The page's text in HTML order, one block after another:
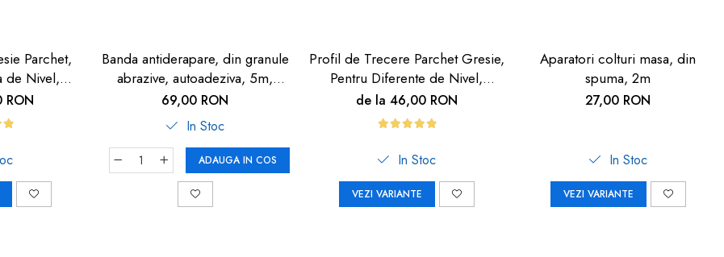
Parchet,
de Nivel,
Închis,
Banda antiderapare, din granule
abrazive, autoadeziva, 5m,
neagra
69,00 RON
In Stoc
ADAUGA IN COS
Profil de Trecere Parchet Gresie,
Pentru Diferente de Nivel,
Autoadeziv, Culoare Lemn
Deschis, 90cm
de la 46,00 RON
In Stoc
VEZI VARIANTE
Aparatori colturi masa, din
spuma, 2m
27,00 RON
In Stoc
VEZI VARIANTE